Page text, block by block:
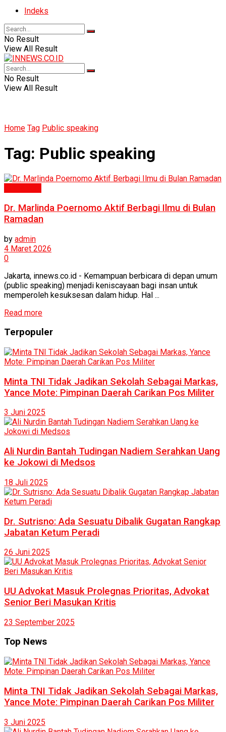
Indeks
No Result
View All Result
No Result
View All Result
Home Tag Public speaking
Tag: Public speaking
Dr. Marlinda Poernomo Aktif Berbagi Ilmu di Bulan
Ramadan
by admin
4 Maret 2026
0
Jakarta, innews.co.id - Kemampuan berbicara di depan umum
(public speaking) menjadi keniscayaan bagi insan untuk
memperoleh kesuksesan dalam hidup. Hal ...
Read more
Terpopuler
Minta TNI Tidak Jadikan Sekolah Sebagai Markas,
Yance Mote: Pimpinan Daerah Carikan Pos Militer
3 Juni 2025
Ali Nurdin Bantah Tudingan Nadiem Serahkan Uang
ke Jokowi di Medsos
18 Juli 2025
Dr. Sutrisno: Ada Sesuatu Dibalik Gugatan Rangkap
Jabatan Ketum Peradi
26 Juni 2025
UU Advokat Masuk Prolegnas Prioritas, Advokat
Senior Beri Masukan Kritis
23 September 2025
Top News
Minta TNI Tidak Jadikan Sekolah Sebagai Markas,
Yance Mote: Pimpinan Daerah Carikan Pos Militer
3 Juni 2025